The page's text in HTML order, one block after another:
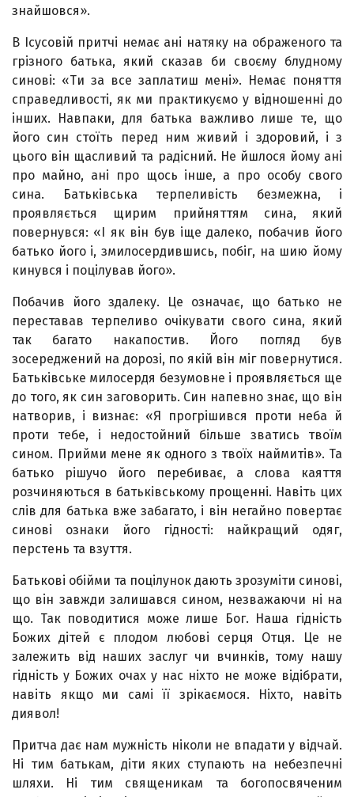
знайшовся».
В Ісусовій притчі немає ані натяку на ображеного та
грізного батька, який сказав би своєму блудному
синові: «Ти за все заплатиш мені». Немає поняття
справедливості, як ми практикуємо у відношенні до
інших. Навпаки, для батька важливо лише те, що
його син стоїть перед ним живий і здоровий, і з
цього він щасливий та радісний. Не йшлося йому ані
про майно, ані про щось інше, а про особу свого
сина. Батьківська терпеливість безмежна, і
проявляється щирим прийняттям сина, який
повернувся: «І як він був іще далеко, побачив його
батько його і, змилосердившись, побіг, на шию йому
кинувся і поцілував його».
Побачив його здалеку. Це означає, що батько не
переставав терпеливо очікувати свого сина, який
так багато накапостив. Його погляд був
зосереджений на дорозі, по якій він міг повернутися.
Батьківське милосердя безумовне і проявляється ще
до того, як син заговорить. Син напевно знає, що він
натворив, і визнає: «Я прогрішився проти неба й
проти тебе, і недостойний більше зватись твоїм
сином. Прийми мене як одного з твоїх наймитів». Та
батько рішучо його перебиває, а слова каяття
розчиняються в батьківському прощенні. Навіть цих
слів для батька вже забагато, і він негайно повертає
синові ознаки його гідності: найкращий одяг,
перстень та взуття.
Батькові обійми та поцілунок дають зрозуміти синові,
що він завжди залишався сином, незважаючи ні на
що. Так поводитися може лише Бог. Наша гідність
Божих дітей є плодом любові серця Отця. Це не
залежить від наших заслуг чи вчинків, тому нашу
гідність у Божих очах у нас ніхто не може відібрати,
навіть якщо ми самі її зрікаємося. Ніхто, навіть
диявол!
Притча дає нам мужність ніколи не впадати у відчай.
Ні тим батькам, діти яких ступають на небезпечні
шляхи. Ні тим священикам та богопосвяченим